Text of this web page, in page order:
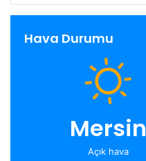
Hava Durumu
Mersin
Açık hava